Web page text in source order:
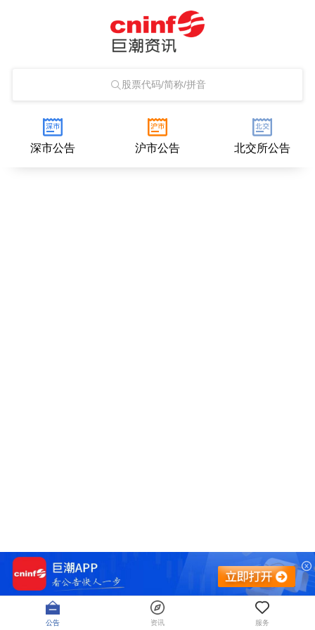
股票代码/简称/拼音
深市公告 沪市公告 北交所公告
公告 资讯 服务